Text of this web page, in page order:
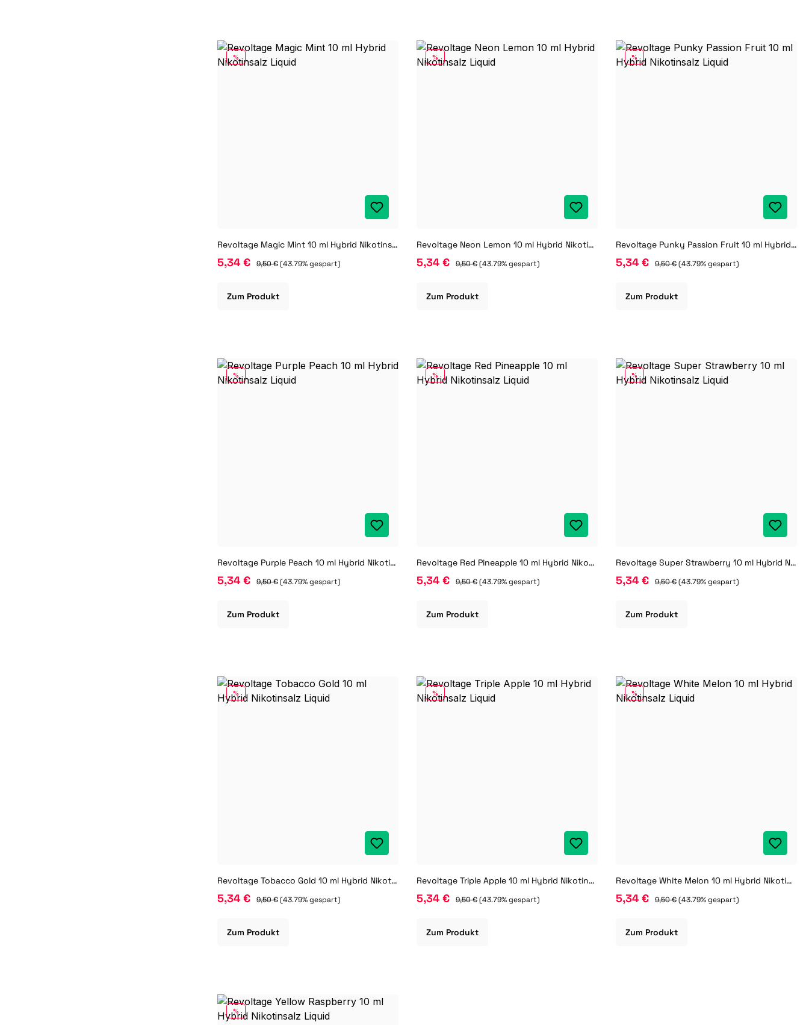
RABATT
%
Revoltage Magic Mint 10 ml Hybrid Nikotinsalz Liquid
5,34 € 9,50 €(43.79% gespart)
Zum Produkt
RABATT
%
Revoltage Neon Lemon 10 ml Hybrid Nikotinsalz Liquid
5,34 € 9,50 €(43.79% gespart)
Zum Produkt
RABATT
%
Revoltage Punky Passion Fruit 10 ml Hybrid Nikotinsalz Liquid
5,34 € 9,50 €(43.79% gespart)
Zum Produkt
RABATT
%
Revoltage Purple Peach 10 ml Hybrid Nikotinsalz Liquid
5,34 € 9,50 €(43.79% gespart)
Zum Produkt
RABATT
%
Revoltage Red Pineapple 10 ml Hybrid Nikotinsalz Liquid
5,34 € 9,50 €(43.79% gespart)
Zum Produkt
RABATT
%
Revoltage Super Strawberry 10 ml Hybrid Nikotinsalz Liquid
5,34 € 9,50 €(43.79% gespart)
Zum Produkt
RABATT
%
Revoltage Tobacco Gold 10 ml Hybrid Nikotinsalz Liquid
5,34 € 9,50 €(43.79% gespart)
Zum Produkt
RABATT
%
Revoltage Triple Apple 10 ml Hybrid Nikotinsalz Liquid
5,34 € 9,50 €(43.79% gespart)
Zum Produkt
RABATT
%
Revoltage White Melon 10 ml Hybrid Nikotinsalz Liquid
5,34 € 9,50 €(43.79% gespart)
Zum Produkt
RABATT
%